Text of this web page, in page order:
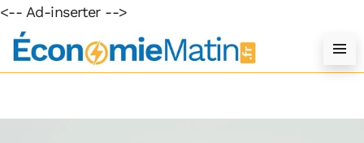
<-- Ad-inserter -->